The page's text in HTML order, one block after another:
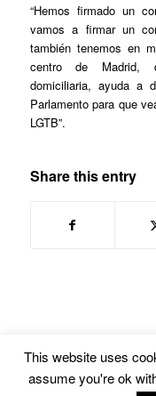
“Hemos firmado un
vamos a firmar un
también tenemos en
centro de Madrid,
domiciliaria, ayuda a
Parlamento para que
LGTB”.
Share this entry
© Copyright -Euskal
This website uses
assume you're ok